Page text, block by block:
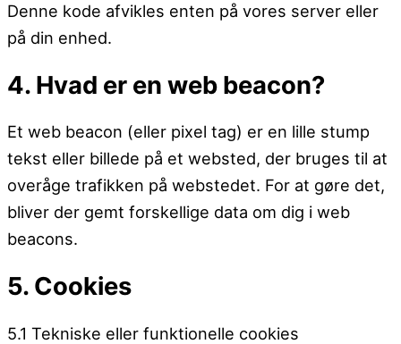
Denne kode afvikles enten på vores server eller
på din enhed.
4. Hvad er en web beacon?
Et web beacon (eller pixel tag) er en lille stump
tekst eller billede på et websted, der bruges til at
overåge trafikken på webstedet. For at gøre det,
bliver der gemt forskellige data om dig i web
beacons.
5. Cookies
5.1 Tekniske eller funktionelle cookies